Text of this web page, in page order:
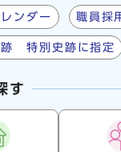
ンダー 職員採
跡 特別史跡に指定
す